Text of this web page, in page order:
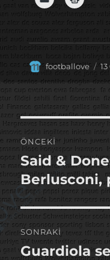
Yazar
footballove
Yazı
gezinmesi
ÖNCEKI
Önceki
yazı:
Said &
Berlusconi,
SONRAKI
Sonraki
Guardiola